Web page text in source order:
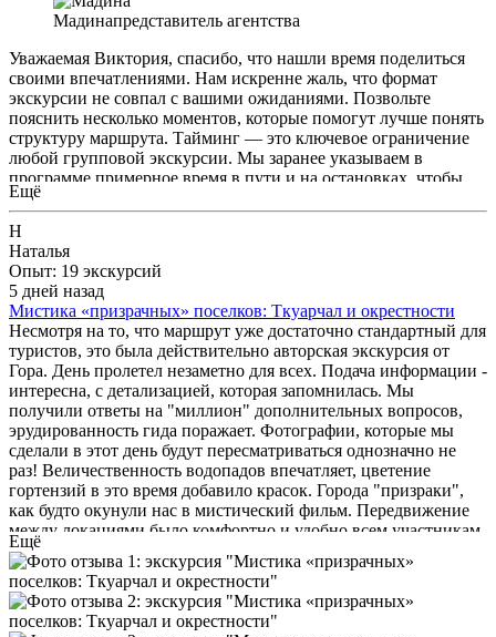
Мадинапредставитель агентства
Уважаемая Виктория, спасибо, что нашли время поделиться
своими впечатлениями. Нам искренне жаль, что формат
экскурсии не совпал с вашими ожиданиями. Позвольте
пояснить несколько моментов, которые помогут лучше понять
структуру маршрута. Тайминг — это ключевое ограничение
любой групповой экскурсии. Мы заранее указываем в
программе примерное время в пути и на остановках, чтобы
гости могли оценить свой комфорт. В этом маршруте
действительно заложены дегустации — они не «замена»
достопримечательностям, а часть знакомства с культурой и
гастрономией региона, и мы стараемся делать их
компактными. Водопады и Голубое озеро — это фотопаузы,
да, они короткие, но мы предупреждаем об этом до
бронирования. Озеро Рица — основная точка, и 2 часа там —
это расчётное время с учётом пробок, прогулки, фотосессии и
возможного обеда/катамарана. Да, инфраструктура плотная,
но других вариантов для массового туризма там нет. 🏛️ Дача
Сталина — она не входит в эту программу, это отдельный
объект с отдельной экскурсией по даче , посещение возможно
по согласованию группы по желанию . Мы ценим вашу
честность: да, этот тур больше подходит тем, кто хочет
совместить природу с покупкой местных продуктов и не
готов к долгим пешим переходам. Если ваша цель — только
дикая природа и уединение, рекомендуем в следующий раз
выбирать индивидуальные маршруты — они длиннее и
глубже. Ещё раз спасибо за обратную связь — она помогает
нам стать точнее в описаниях. Будем рады видеть вас на
других наших программах, которые мы подберём уже с
учётом ваших пожеланий.
Ещё
Н
Наталья
Опыт: 19 экскурсий
5 дней назад
Мистика «призрачных» поселков: Ткуарчал и окрестности
Несмотря на то, что маршрут уже достаточно стандартный для
туристов, это была действительно авторская экскурсия от
Гора. День пролетел незаметно для всех. Подача информации -
интересна, с детализацией, которая запомнилась. Мы
получили ответы на "миллион" дополнительных вопросов,
эрудированность гида поражает. Фотографии, которые мы
сделали в этот день будут пересматриваться однозначно не
раз! Величественность водопадов впечатляет, цветение
гортензий в это время добавило красок. Города "призраки",
как будто окунули нас в мистический фильм. Передвижение
между локациями было комфортно и удобно всем участникам,
за что отдельное спасибо Гору! Однозначно рекомендую к
посещению!
Ещё